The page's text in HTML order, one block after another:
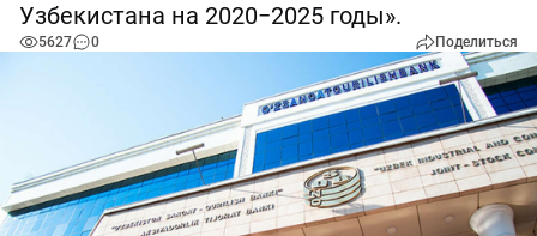
Узбекистана на 2020−2025 годы».
5627 0 Поделиться